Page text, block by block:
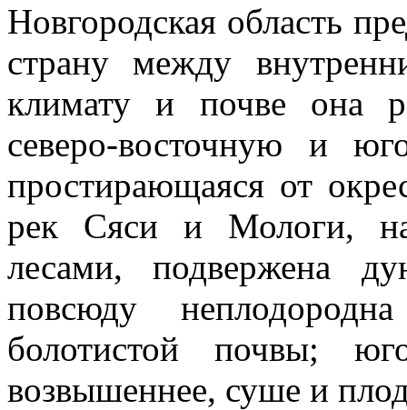
Новгородская область
страну между
климату и почве она
северо-восточную и
простирающаяся от
рек Сяси и Мологи,
лесами, подвержена
повсюду
болотистой почвы;
возвышеннее, суше и